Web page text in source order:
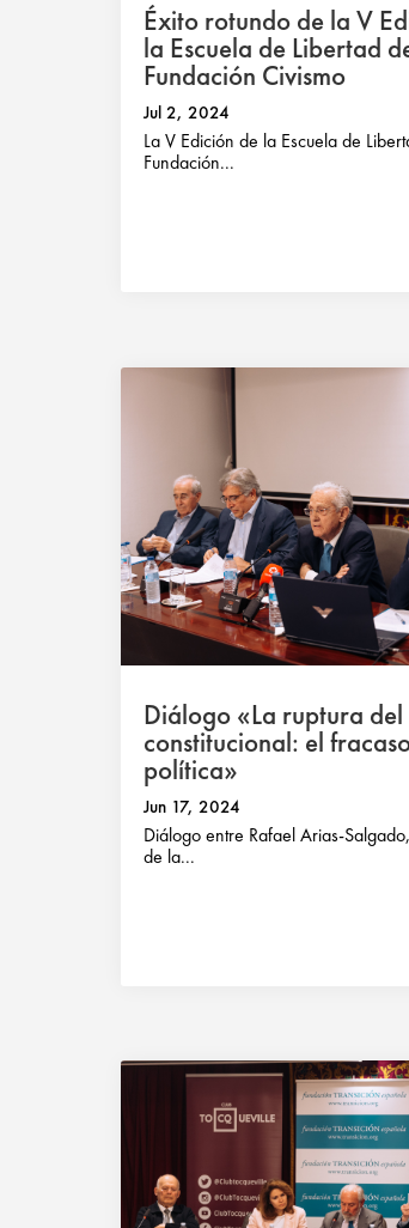
Éxito rotundo de la V
la Escuela de Libertad
Fundación Civismo
Jul 2, 2024
La V Edición de la Escuela de
Fundación...
Diálogo «La ruptura
constitucional: el
política»
Jun 17, 2024
Diálogo entre Rafael Arias-
de la...